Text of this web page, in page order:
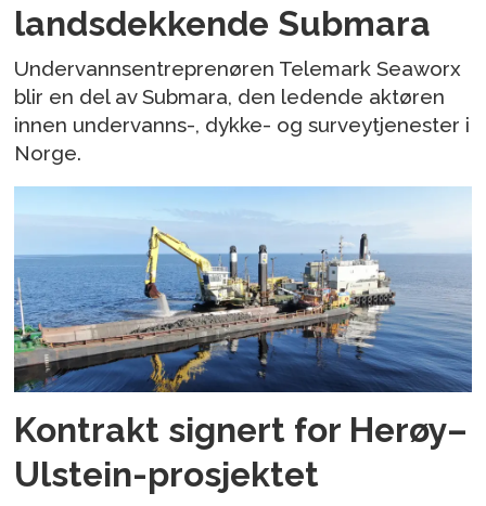
landsdekkende Submara
Undervannsentreprenøren Telemark Seaworx
blir en del av Submara, den ledende aktøren
innen undervanns-, dykke- og surveytjenester i
Norge.
Kontrakt signert for Herøy–
Ulstein-prosjektet